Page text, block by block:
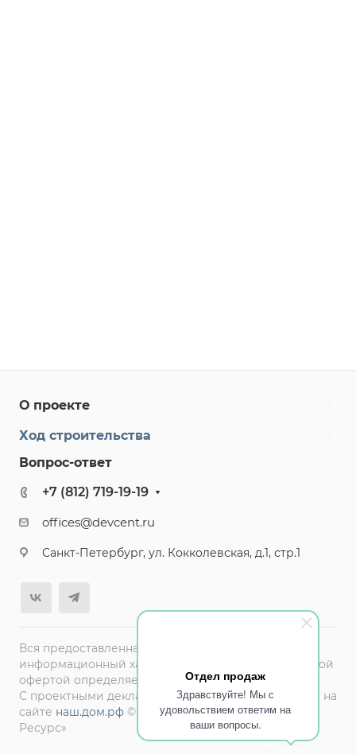
Отдел продаж
Здравствуйте! Мы с
удовольствием ответим на
ваши вопросы.
О проекте
Ход строительства
Вопрос-ответ
+7 (812) 719-19-19
offices@devcent.ru
Санкт-Петербург, ул. Кокколевская, д.1, стр.1
Вся предоставленная информация на сайте носит
информационный характер и не является публичной
офертой определяемой ст.437(2) ГК РФ
С проектными декларациями можно ознакомиться на
сайте наш.дом.рф © 2026 ООО «СЗ «Терминал-
Ресурс»